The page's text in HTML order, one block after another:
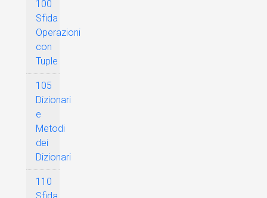
100
Sfida
Operazioni
con
Tuple
105
Dizionari
e
Metodi
dei
Dizionari
110